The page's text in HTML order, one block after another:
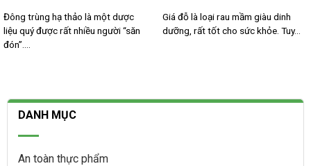
Đông trùng hạ thảo là một dược
liệu quý được rất nhiều người “săn
đón”....
Giá đỗ là loại rau mầm giàu dinh
dưỡng, rất tốt cho sức khỏe. Tuy...
DANH MỤC
An toàn thực phẩm